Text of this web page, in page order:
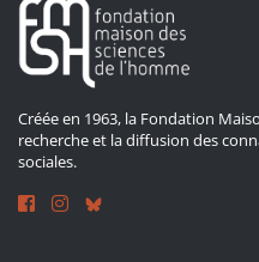
Créée en 1963, la Fondation
recherche et la diffusion des
sociales.